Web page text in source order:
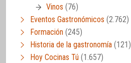
Vinos (76)
Eventos Gastronómicos (2.762)
Formación (245)
Historia de la gastronomía (121)
Hoy Cocinas Tú (1.657)